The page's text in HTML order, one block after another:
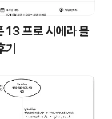
13 프로 시에라 블